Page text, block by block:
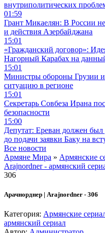
внутриполитических
01:59
Грант Микаелян: В России
и действия Азербайджана
15:01
«Гражданский договор»:
Нагорный Карабах на
15:01
Министры обороны Грузии
ситуацию в регионе
15:01
Секретарь Совбеза Ирана
безопасности
15:00
Депутат: Ереван должен
до подачи заявки Баку на
Все новости
Армяне Мира » Армянские
Arajnordner - армянский
306
Арачнорднер | Arajnordner - 306
Категория: Армянские
армянский сериал